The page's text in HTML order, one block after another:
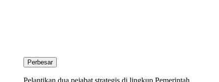
Perbesar
Pelantikan dua pejabat strategis di lingkup Pemerintah